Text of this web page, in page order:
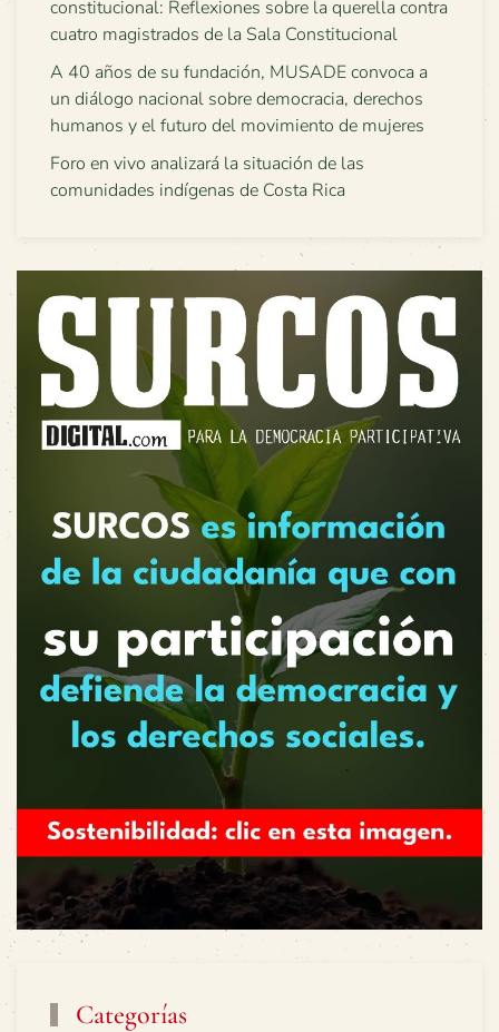
constitucional: Reflexiones sobre la querella contra
cuatro magistrados de la Sala Constitucional
A 40 años de su fundación, MUSADE convoca a
un diálogo nacional sobre democracia, derechos
humanos y el futuro del movimiento de mujeres
Foro en vivo analizará la situación de las
comunidades indígenas de Costa Rica
Categorías